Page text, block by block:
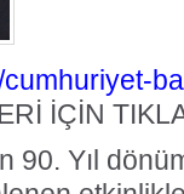
İÇİN
90. Yıl